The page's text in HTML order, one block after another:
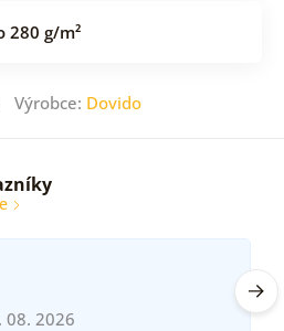
280 g/m²
Výrobce: Dovido
08. 2026